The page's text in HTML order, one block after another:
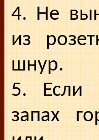
4. Не
из
шнур.
5. Если
запах